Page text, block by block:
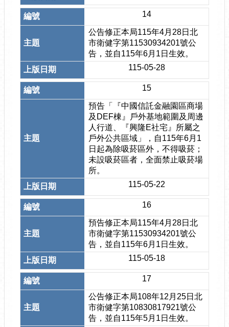
14
公告修正本局115年4月28日北
市衛健字第11530934201號公
告，並自115年6月1日生效。
115-05-28
15
預告「『中國信託金融園區商場
及DEF棟』戶外基地範圍及周邊
人行道、『興隆E社宅』所屬之
戶外公共區域」，自115年6月1
日起為除吸菸區外，不得吸菸；
未設吸菸區者，全面禁止吸菸場
所。
115-05-22
16
預告修正本局115年4月28日北
市衛健字第11530934201號公
告，並自115年6月1日生效。
115-05-18
17
公告修正本局108年12月25日北
市衛健字第10830817921號公
告，並自115年5月1日生效。